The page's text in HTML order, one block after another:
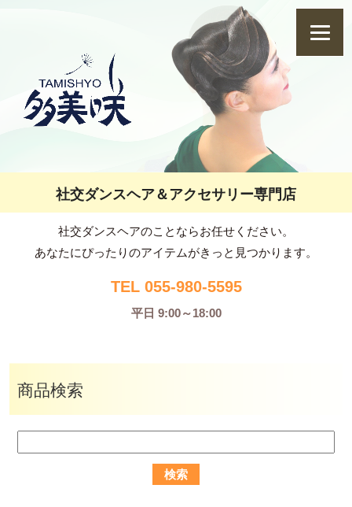
社交ダンスヘア＆アクセサリー専門店
社交ダンスヘアのことならお任せください。
あなたにぴったりのアイテムがきっと見つかります。
TEL 055-980-5595
平日 9:00～18:00
商品検索